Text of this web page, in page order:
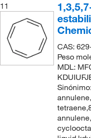
11
CAS:
Peso
MDL: